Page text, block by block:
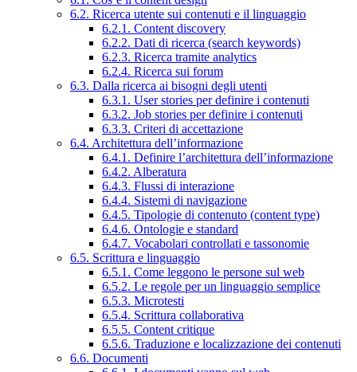
6.2. Ricerca utente sui contenuti e il linguaggio
6.2.1. Content discovery
6.2.2. Dati di ricerca (search keywords)
6.2.3. Ricerca tramite analytics
6.2.4. Ricerca sui forum
6.3. Dalla ricerca ai bisogni degli utenti
6.3.1. User stories per definire i contenuti
6.3.2. Job stories per definire i contenuti
6.3.3. Criteri di accettazione
6.4. Architettura dell’informazione
6.4.1. Definire l’architettura dell’informazione
6.4.2. Alberatura
6.4.3. Flussi di interazione
6.4.4. Sistemi di navigazione
6.4.5. Tipologie di contenuto (content type)
6.4.6. Ontologie e standard
6.4.7. Vocabolari controllati e tassonomie
6.5. Scrittura e linguaggio
6.5.1. Come leggono le persone sul web
6.5.2. Le regole per un linguaggio semplice
6.5.3. Microtesti
6.5.4. Scrittura collaborativa
6.5.5. Content critique
6.5.6. Traduzione e localizzazione dei contenuti
6.6. Documenti